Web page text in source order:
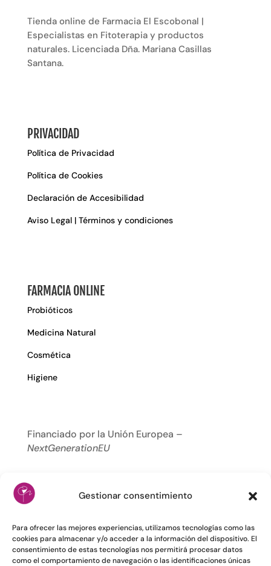
Gestionar consentimiento
Para ofrecer las mejores experiencias, utilizamos tecnologías como las
cookies para almacenar y/o acceder a la información del dispositivo. El
consentimiento de estas tecnologías nos permitirá procesar datos
como el comportamiento de navegación o las identificaciones únicas
Tienda online de Farmacia El Escobonal |
Especialistas en Fitoterapia y productos
naturales. Licenciada Dña. Mariana Casillas
Santana.
PRIVACIDAD
Política de Privacidad
Política de Cookies
Declaración de Accesibilidad
Aviso Legal | Términos y condiciones
FARMACIA ONLINE
Probióticos
Medicina Natural
Cosmética
Higiene
Financiado por la Unión Europea –
NextGenerationEU